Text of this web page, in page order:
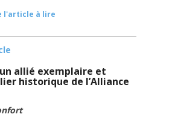
l'article à lire
un allié exemplaire et
historique de l’Alliance